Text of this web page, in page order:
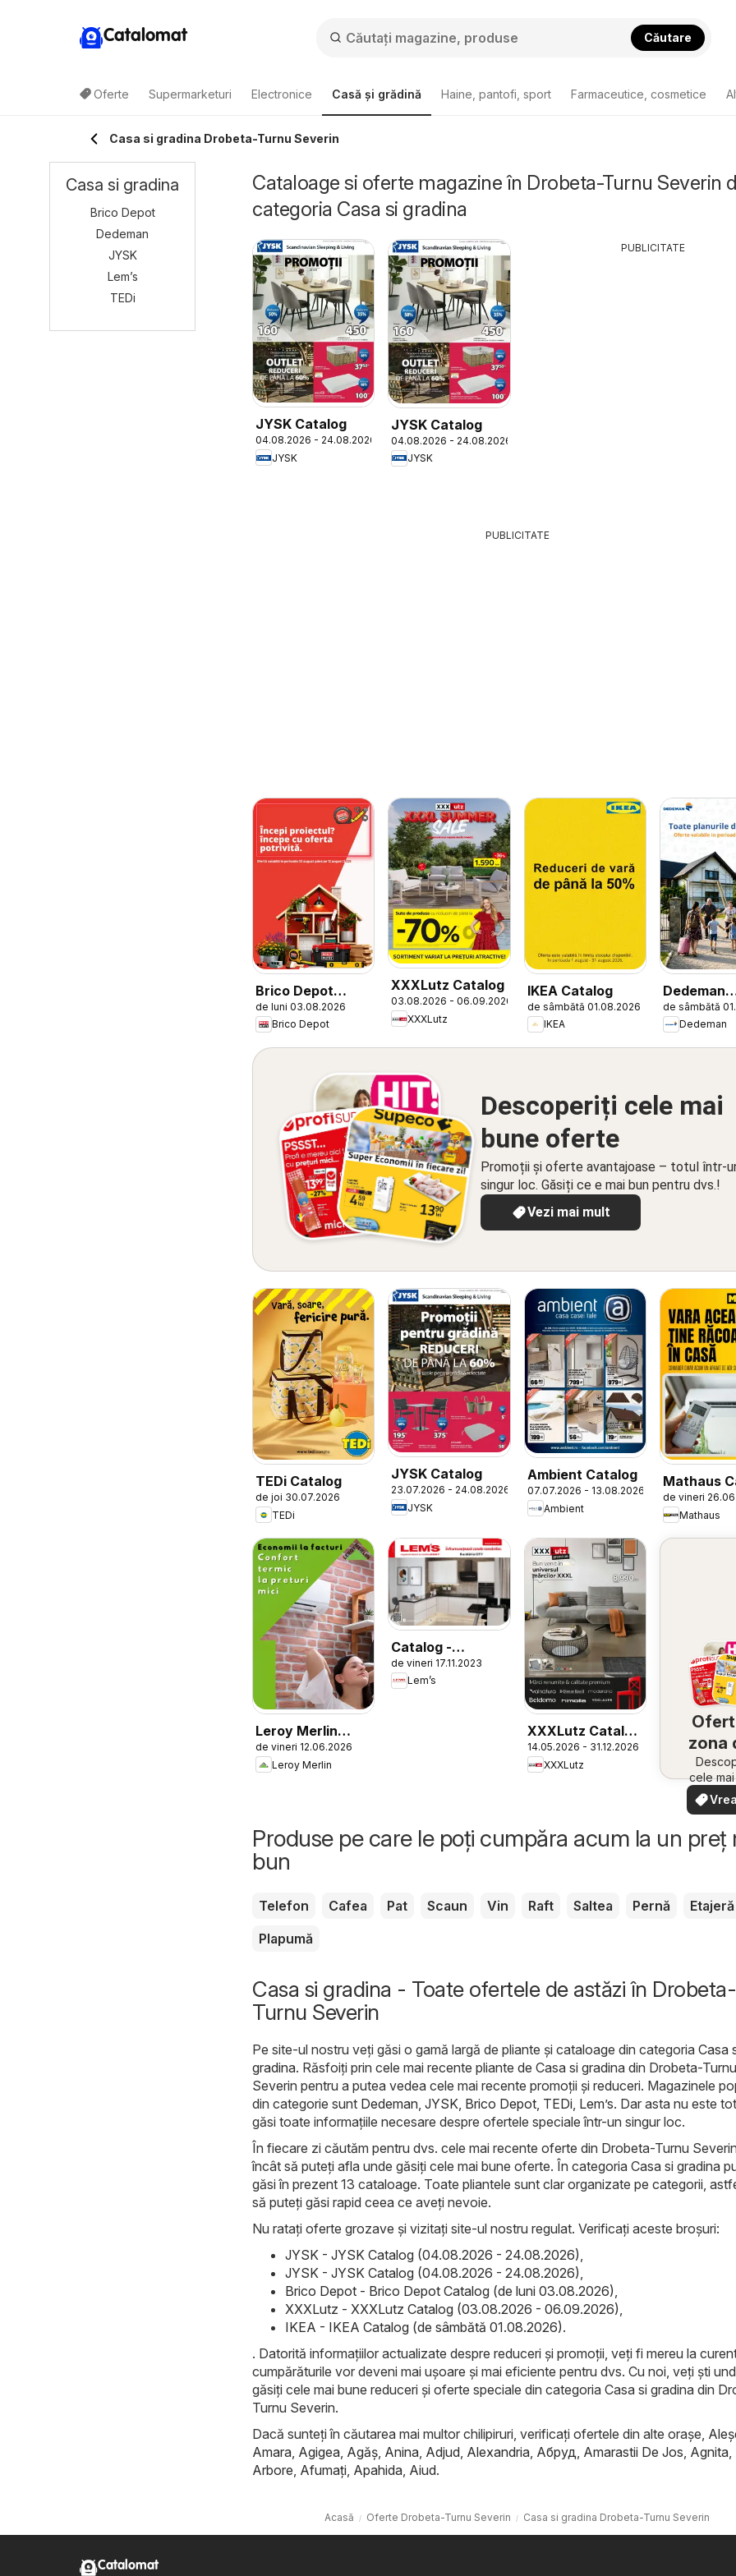
Catalomat Căutare
Oferte Supermarketuri Electronice Casă și grădină Haine, pantofi, sport Farmaceutice, cosmetice
Casa si gradina Drobeta-Turnu Severin
Cataloage si oferte magazine în Drobeta-Turnu Severin
categoria Casa si gradina
JYSK Catalog
04.08.2026 - 24.08.2026
JYSK
JYSK Catalog
04.08.2026 - 24.08.2026
JYSK
PUBLICITATE
PUBLICITATE
Brico Depot
Catalog
de luni 03.08.2026
Brico Depot
XXXLutz Catalog
03.08.2026 - 06.09.2026
XXXLutz
IKEA Catalog
de sâmbătă 01.08.2026
IKEA
Dedeman
Catalog
de sâmbătă
Dedeman
Descoperiți cele mai
bune oferte
Promoții și oferte avantajoase – totul într-
singur loc. Găsiți ce e mai bun pentru dvs.!
Vezi mai mult
TEDi Catalog
de joi 30.07.2026
TEDi
JYSK Catalog
23.07.2026 - 24.08.2026
JYSK
Ambient Catalog
07.07.2026 - 13.08.2026
Ambient
Mathaus
de vineri
Mathaus
Leroy Merlin
Catalog
de vineri 12.06.2026
Leroy Merlin
Catalog -
Bucătăria City
de vineri 17.11.2023
Lem’s
XXXLutz Catalog
Premium
14.05.2026 - 31.12.2026
XXXLutz
zona
cele
oferte
văd
Produse pe care le poți cumpăra acum la un preț
bun
Telefon Cafea Pat Scaun Vin Raft Saltea Pernă
Etajeră
Plapumă
Casa si gradina - Toate ofertele de astăzi în Drobeta-
Turnu Severin
Pe site-ul nostru veți găsi o gamă largă de pliante și cataloage din categoria Casa
gradina. Răsfoiți prin cele mai recente pliante de Casa si gradina din Drobeta-Turnu
Severin pentru a putea vedea cele mai recente promoții și reduceri. Magazinele
din categorie sunt Dedeman, JYSK, Brico Depot, TEDi, Lem’s. Dar asta nu este
găsi toate informațiile necesare despre ofertele speciale într-un singur loc.
În fiecare zi căutăm pentru dvs. cele mai recente oferte din Drobeta-Turnu
încât să puteți afla unde găsiți cele mai bune oferte. În categoria Casa si gradina
găsi în prezent 13 cataloage. Toate pliantele sunt clar organizate pe categorii,
să puteți găsi rapid ceea ce aveți nevoie.
Nu ratați oferte grozave și vizitați site-ul nostru regulat. Verificați aceste broșuri:
JYSK - JYSK Catalog (04.08.2026 - 24.08.2026),
JYSK - JYSK Catalog (04.08.2026 - 24.08.2026),
Brico Depot - Brico Depot Catalog (de luni 03.08.2026),
XXXLutz - XXXLutz Catalog (03.08.2026 - 06.09.2026),
IKEA - IKEA Catalog (de sâmbătă 01.08.2026).
. Datorită informațiilor actualizate despre reduceri și promoții, veți fi mereu la
cumpărăturile vor deveni mai ușoare și mai eficiente pentru dvs. Cu noi, veți ști
găsiți cele mai bune reduceri și oferte speciale din categoria Casa si gradina din
Turnu Severin.
Dacă sunteți în căutarea mai multor chilipiruri, verificați ofertele din alte orașe,
Amara, Agigea, Agăş, Anina, Adjud, Alexandria, Абруд, Amarastii De Jos, Agnita,
Arbore, Afumaţi, Apahida, Aiud.
Acasă Oferte Drobeta-Turnu Severin Casa si gradina Drobeta-Turnu Severin
Casa si gradina
Brico Depot
Dedeman
JYSK
Lem’s
TEDi
Catalomat